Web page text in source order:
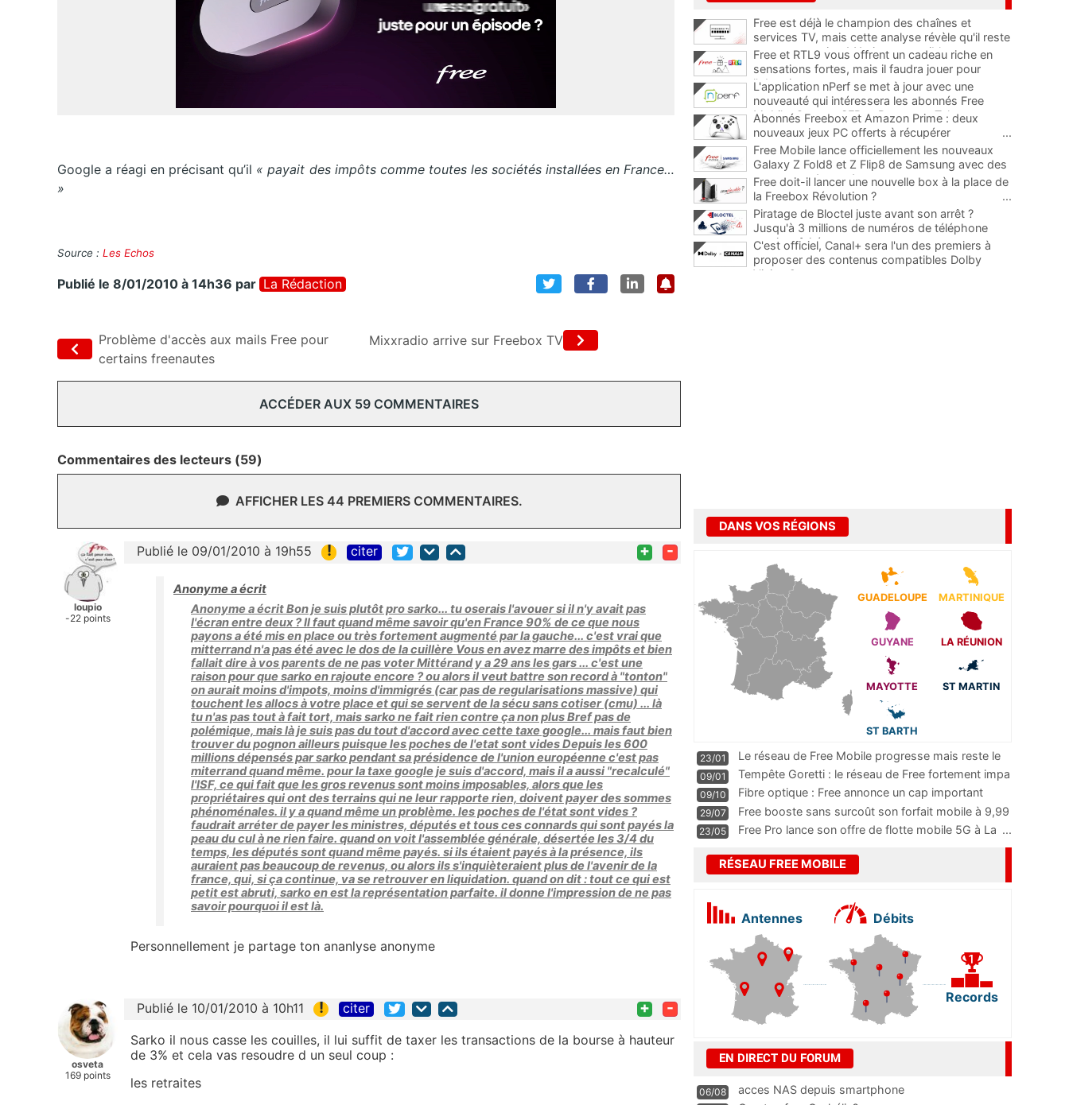
Google a réagi en précisant qu’il « payait des impôts comme toutes les sociétés installées en France…
»
Source : Les Echos
Publié le 8/01/2010 à 14h36 par La Rédaction
Problème d'accès aux mails Free pour
certains freenautes
Mixxradio arrive sur Freebox TV
ACCÉDER AUX 59 COMMENTAIRES
Commentaires des lecteurs (59)
AFFICHER LES 44 PREMIERS COMMENTAIRES.
loupio
-22 points
Publié le 09/01/2010 à 19h55 ! citer + -
Anonyme a écrit
Anonyme a écrit Bon je suis plutôt pro sarko... tu oserais l'avouer si il n'y avait pas
l'écran entre deux ? Il faut quand même savoir qu'en France 90% de ce que nous
payons a été mis en place ou très fortement augmenté par la gauche... c'est vrai que
mitterrand n'a pas été avec le dos de la cuillère Vous en avez marre des impôts et bien
fallait dire à vos parents de ne pas voter Mittérand y a 29 ans les gars ... c'est une
raison pour que sarko en rajoute encore ? ou alors il veut battre son record à "tonton"
on aurait moins d'impots, moins d'immigrés (car pas de regularisations massive) qui
touchent les allocs à votre place et qui se servent de la sécu sans cotiser (cmu) ... là
tu n'as pas tout à fait tort, mais sarko ne fait rien contre ça non plus Bref pas de
polémique, mais là je suis pas du tout d'accord avec cette taxe google... mais faut bien
trouver du pognon ailleurs puisque les poches de l'etat sont vides Depuis les 600
millions dépensés par sarko pendant sa présidence de l'union européenne c'est pas
miterrand quand même. pour la taxe google je suis d'accord, mais il a aussi "recalculé"
l'ISF, ce qui fait que les gros revenus sont moins imposables, alors que les
propriétaires qui ont des terrains qui ne leur rapporte rien, doivent payer des sommes
phénoménales. il y a quand même un problème. les poches de l'état sont vides ?
faudrait arréter de payer les ministres, députés et tous ces connards qui sont payés la
peau du cul à ne rien faire. quand on voit l'assemblée générale, désertée les 3/4 du
temps, les députés sont quand même payés. si ils étaient payés à la présence, ils
auraient pas beaucoup de revenus, ou alors ils s'inquièteraient plus de l'avenir de la
france, qui, si ça continue, va se retrouver en liquidation. quand on dit : tout ce qui est
petit est abruti, sarko en est la représentation parfaite. il donne l'impression de ne pas
savoir pourquoi il est là.
Personnellement je partage ton ananlyse anonyme
osveta
169 points
Publié le 10/01/2010 à 10h11 ! citer + -
Sarko il nous casse les couilles, il lui suffit de taxer les transactions de la bourse à hauteur
de 3% et cela vas resoudre d un seul coup :
les retraites
Free est déjà le champion des chaînes et
services TV, mais cette analyse révèle qu'il reste
encore au moins 141 ajouts possibles
Free et RTL9 vous offrent un cadeau riche en
sensations fortes, mais il faudra jouer pour
l'obtenir
L'application nPerf se met à jour avec une
nouveauté qui intéressera les abonnés Free
Mobile, Orange, SFR et Bouygues Telecom
Abonnés Freebox et Amazon Prime : deux
nouveaux jeux PC offerts à récupérer
...
Free Mobile lance officiellement les nouveaux
Galaxy Z Fold8 et Z Flip8 de Samsung avec des
promos et des cadeaux
...
Free doit-il lancer une nouvelle box à la place de
la Freebox Révolution ?
...
Piratage de Bloctel juste avant son arrêt ?
Jusqu'à 3 millions de numéros de téléphone
auraient fuité
C'est officiel, Canal+ sera l'un des premiers à
proposer des contenus compatibles Dolby
Vision 2
DANS VOS RÉGIONS
GUADELOUPE MARTINIQUE
GUYANE LA RÉUNION
MAYOTTE ST MARTIN
ST BARTH
23/01
Le réseau de Free Mobile progresse mais reste le
m
...
09/01
Tempête Goretti : le réseau de Free fortement impa
09/10
Fibre optique : Free annonce un cap important
pass
...
29/07
Free booste sans surcoût son forfait mobile à 9,99
23/05 Free Pro lance son offre de flotte mobile 5G à La ...
RÉSEAU FREE MOBILE
Antennes Débits
Records
EN DIRECT DU FORUM
06/08 acces NAS depuis smartphone